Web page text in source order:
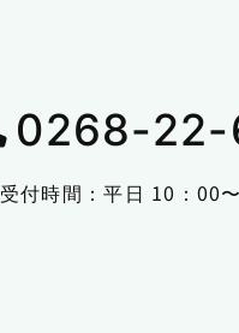
0268-22-
受付時間：平日 10：00